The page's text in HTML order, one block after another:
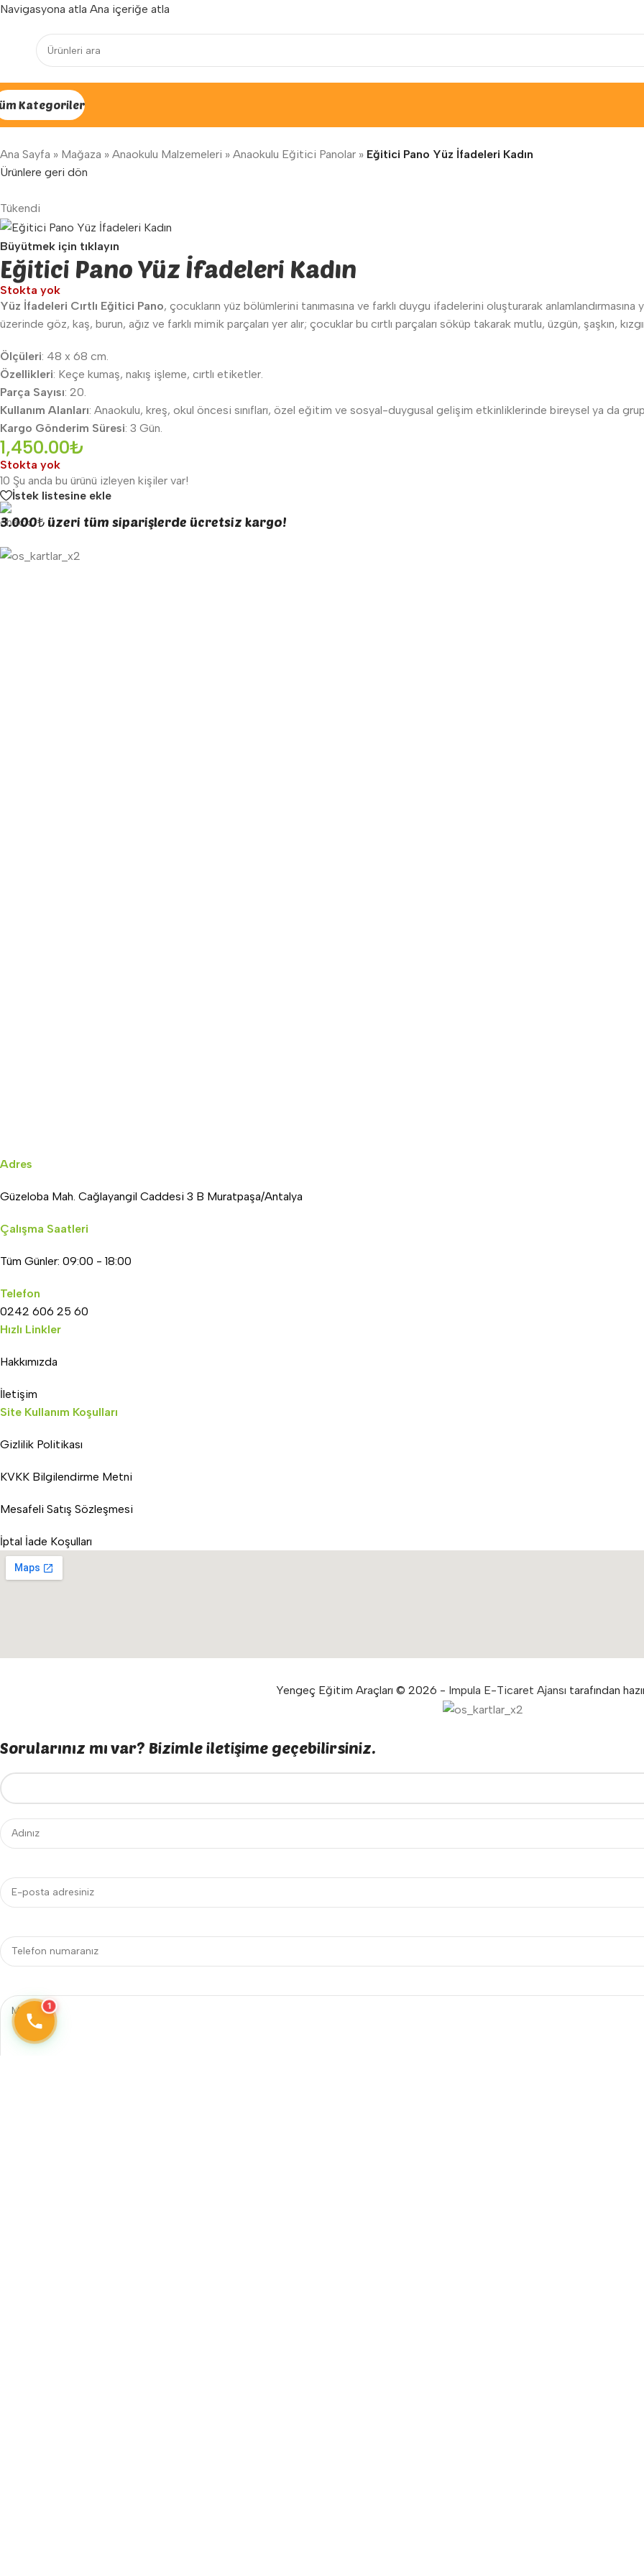
Navigasyona atla Ana içeriğe atla
Yenilenen arayüzümüz ile hizmetinizdeyiz...
Kategoriler
Ana Sayfa » Mağaza » Anaokulu Malzemeleri » Anaokulu Eğitici Panolar » Eğitici Pano Yüz İfadeleri Kadın
Ürünlere geri dön
Tükendi
Büyütmek için tıklayın
Eğitici Pano Yüz İfadeleri Kadın
Stokta yok
Yüz İfadeleri Cırtlı Eğitici Pano, çocukların yüz bölümlerini tanımasına ve farklı duygu ifadelerini oluşturarak
üzerinde göz, kaş, burun, ağız ve farklı mimik parçaları yer alır; çocuklar bu cırtlı parçaları söküp takarak mutlu, üzgün, şaşkın,
Ölçüleri: 48 x 68 cm.
Özellikleri: Keçe kumaş, nakış işleme, cırtlı etiketler.
Parça Sayısı: 20.
Kullanım Alanları: Anaokulu, kreş, okul öncesi sınıfları, özel eğitim ve sosyal-duygusal gelişim etkinliklerinde bireysel ya da grup
Kargo Gönderim Süresi: 3 Gün.
1,450.00₺
Stokta yok
10 Şu anda bu ürünü izleyen kişiler var!
İstek listesine ekle
3.000₺ üzeri tüm siparişlerde ücretsiz kargo!
Adres
Güzeloba Mah. Cağlayangil Caddesi 3 B Muratpaşa/Antalya
Çalışma Saatleri
Tüm Günler: 09:00 - 18:00
Telefon
0242 606 25 60
Hızlı Linkler
Hakkımızda
İletişim
Site Kullanım Koşulları
Gizlilik Politikası
KVKK Bilgilendirme Metni
Mesafeli Satış Sözleşmesi
İptal İade Koşulları
Yengeç Eğitim Araçları © 2026 - Impula E-Ticaret Ajansı tarafından
Sorularınız mı var? Bizimle iletişime geçebilirsiniz.
1